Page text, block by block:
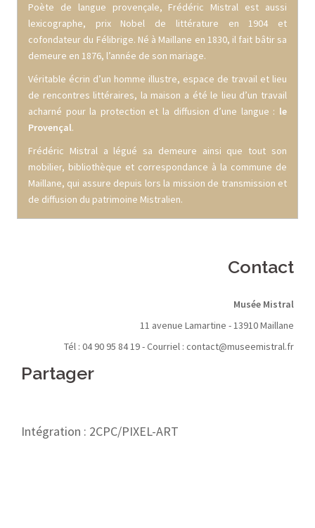
Poète de langue provençale, Frédéric Mistral est aussi
lexicographe, prix Nobel de littérature en 1904 et
cofondateur du Félibrige. Né à Maillane en 1830, il fait bâtir sa
demeure en 1876, l’année de son mariage.
Véritable écrin d’un homme illustre, espace de travail et lieu
de rencontres littéraires, la maison a été le lieu d’un travail
acharné pour la protection et la diffusion d’une langue : le
Provençal.
Frédéric Mistral a légué sa demeure ainsi que tout son
mobilier, bibliothèque et correspondance à la commune de
Maillane, qui assure depuis lors la mission de transmission et
de diffusion du patrimoine Mistralien.
Contact
Musée Mistral
11 avenue Lamartine - 13910 Maillane
Tél : 04 90 95 84 19 - Courriel : contact@museemistral.fr
Partager
Intégration : 2CPC/PIXEL-ART